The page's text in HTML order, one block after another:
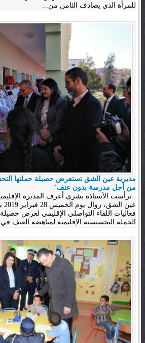
للمرأة الذي يصادف الثامن من...
مديرية عين الشق تستعرض حصيلة حملتها
من أجل مدرسة بدون عنف"
. ترأست الأستاذة بشرى أعرف المديرة
فعاليات اللقاء التواصلي الإقليمي لعرض
الحملة التحسيسية الإقليمية لمناهضة العنف